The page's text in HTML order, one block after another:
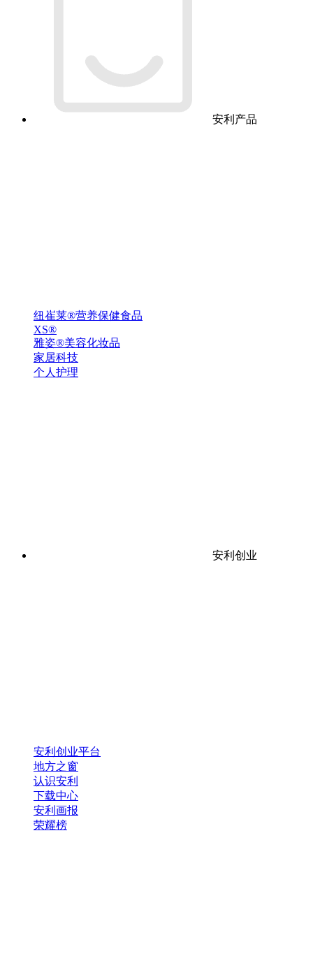
安利产品
纽崔莱®营养保健食品
XS®
雅姿®美容化妆品
家居科技
个人护理
安利创业
安利创业平台
地方之窗
认识安利
下载中心
安利画报
荣耀榜